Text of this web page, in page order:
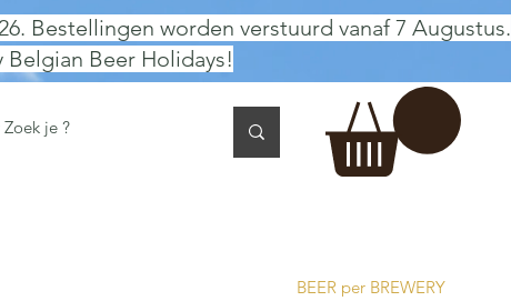
Bestellingen worden verstuurd vanaf 7 Augustus.
Belgian Beer Holidays!
BEER per BREWERY